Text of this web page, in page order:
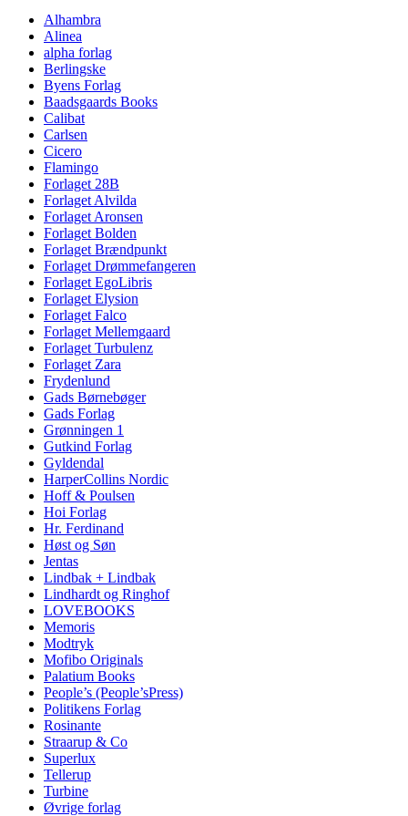
Alhambra
Alinea
alpha forlag
Berlingske
Byens Forlag
Baadsgaards Books
Calibat
Carlsen
Cicero
Flamingo
Forlaget 28B
Forlaget Alvilda
Forlaget Aronsen
Forlaget Bolden
Forlaget Brændpunkt
Forlaget Drømmefangeren
Forlaget EgoLibris
Forlaget Elysion
Forlaget Falco
Forlaget Mellemgaard
Forlaget Turbulenz
Forlaget Zara
Frydenlund
Gads Børnebøger
Gads Forlag
Grønningen 1
Gutkind Forlag
Gyldendal
HarperCollins Nordic
Hoff & Poulsen
Hoi Forlag
Hr. Ferdinand
Høst og Søn
Jentas
Lindbak + Lindbak
Lindhardt og Ringhof
LOVEBOOKS
Memoris
Modtryk
Mofibo Originals
Palatium Books
People’s (People’sPress)
Politikens Forlag
Rosinante
Straarup & Co
Superlux
Tellerup
Turbine
Øvrige forlag